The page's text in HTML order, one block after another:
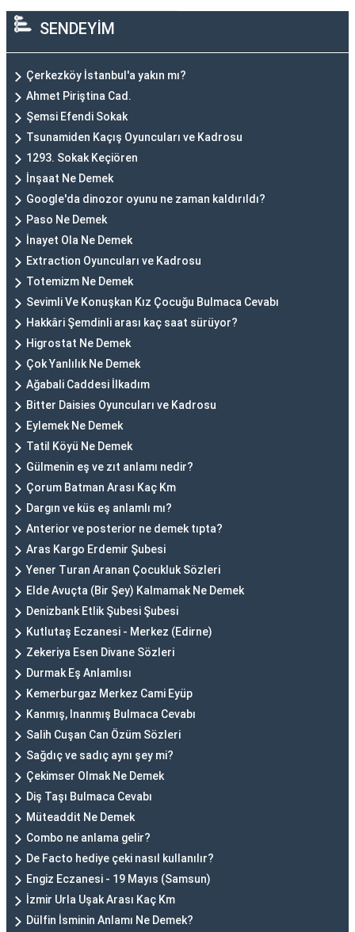
SENDEYİM
Çerkezköy İstanbul'a yakın mı?
Ahmet Piriştina Cad.
Şemsi Efendi Sokak
Tsunamiden Kaçış Oyuncuları ve Kadrosu
1293. Sokak Keçiören
İnşaat Ne Demek
Google'da dinozor oyunu ne zaman kaldırıldı?
Paso Ne Demek
İnayet Ola Ne Demek
Extraction Oyuncuları ve Kadrosu
Totemizm Ne Demek
Sevimli Ve Konuşkan Kız Çocuğu Bulmaca Cevabı
Hakkâri Şemdinli arası kaç saat sürüyor?
Higrostat Ne Demek
Çok Yanlılık Ne Demek
Ağabali Caddesi İlkadım
Bitter Daisies Oyuncuları ve Kadrosu
Eylemek Ne Demek
Tatil Köyü Ne Demek
Gülmenin eş ve zıt anlamı nedir?
Çorum Batman Arası Kaç Km
Dargın ve küs eş anlamlı mı?
Anterior ve posterior ne demek tıpta?
Aras Kargo Erdemir Şubesi
Yener Turan Aranan Çocukluk Sözleri
Elde Avuçta (Bir Şey) Kalmamak Ne Demek
Denizbank Etlik Şubesi Şubesi
Kutlutaş Eczanesi - Merkez (Edirne)
Zekeriya Esen Divane Sözleri
Durmak Eş Anlamlısı
Kemerburgaz Merkez Cami Eyüp
Kanmış, Inanmış Bulmaca Cevabı
Salih Cuşan Can Özüm Sözleri
Sağdıç ve sadıç aynı şey mi?
Çekimser Olmak Ne Demek
Diş Taşı Bulmaca Cevabı
Müteaddit Ne Demek
Combo ne anlama gelir?
De Facto hediye çeki nasıl kullanılır?
Engiz Eczanesi - 19 Mayıs (Samsun)
İzmir Urla Uşak Arası Kaç Km
Dülfin İsminin Anlamı Ne Demek?